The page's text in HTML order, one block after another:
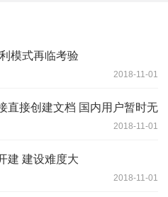
模式再临考验
2018-11-01
直接创建文档 国内用户暂时无
2018-11-01
建 建设难度大
2018-11-01